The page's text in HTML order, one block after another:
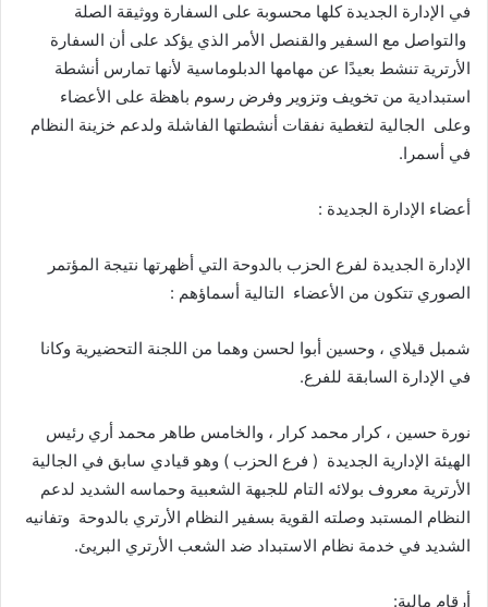
في الإدارة الجديدة كلها محسوبة على السفارة ووثيقة الصلة
والتواصل مع السفير والقنصل الأمر الذي يؤكد على أن السفارة
الأرترية تنشط بعيدًا عن مهامها الدبلوماسية لأنها تمارس أنشطة
استبدادية من تخويف وتزوير وفرض رسوم باهظة على الأعضاء
وعلى الجالية لتغطية نفقات أنشطتها الفاشلة ولدعم خزينة النظام
في أسمرا.
أعضاء الإدارة الجديدة :
الإدارة الجديدة لفرع الحزب بالدوحة التي أظهرتها نتيجة المؤتمر
الصوري تتكون من الأعضاء التالية أسماؤهم :
شمبل قيلاي ، وحسين أبوا لحسن وهما من اللجنة التحضيرية وكانا
في الإدارة السابقة للفرع.
نورة حسين ، كرار محمد كرار ، والخامس طاهر محمد أري رئيس
الهيئة الإدارية الجديدة ( فرع الحزب ) وهو قيادي سابق في الجالية
الأرترية معروف بولائه التام للجبهة الشعبية وحماسه الشديد لدعم
النظام المستبد وصلته القوية بسفير النظام الأرتري بالدوحة وتفانيه
الشديد في خدمة نظام الاستبداد ضد الشعب الأرتري البريئ.
أرقام مالية: